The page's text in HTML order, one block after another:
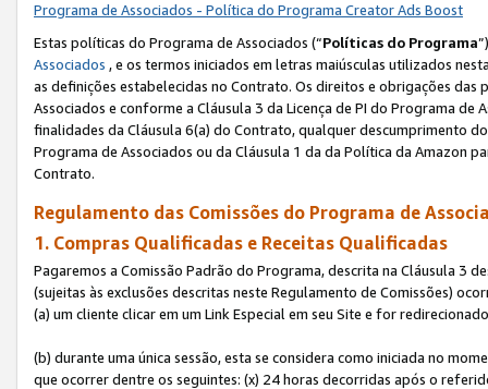
Programa de Associados - Política do Programa Creator Ads Boost
Estas políticas do Programa de Associados (“Políticas do Programa
Associados , e os termos iniciados em letras maiúsculas utilizados
as definições estabelecidas no Contrato. Os direitos e obrigações
Associados e conforme a Cláusula 3 da Licença de PI do Programa
finalidades da Cláusula 6(a) do Contrato, qualquer descumprimento
Programa de Associados ou da Cláusula 1 da da Política da Amazon
Contrato.
Regulamento das Comissões do Programa de
1. Compras Qualificadas e Receitas Qualificadas
Pagaremos a Comissão Padrão do Programa, descrita na Cláusula 3
(sujeitas às exclusões descritas neste Regulamento de Comissões)
(a) um cliente clicar em um Link Especial em seu Site e for
(b) durante uma única sessão, esta se considera como iniciada no
que ocorrer dentre os seguintes: (x) 24 horas decorridas após o